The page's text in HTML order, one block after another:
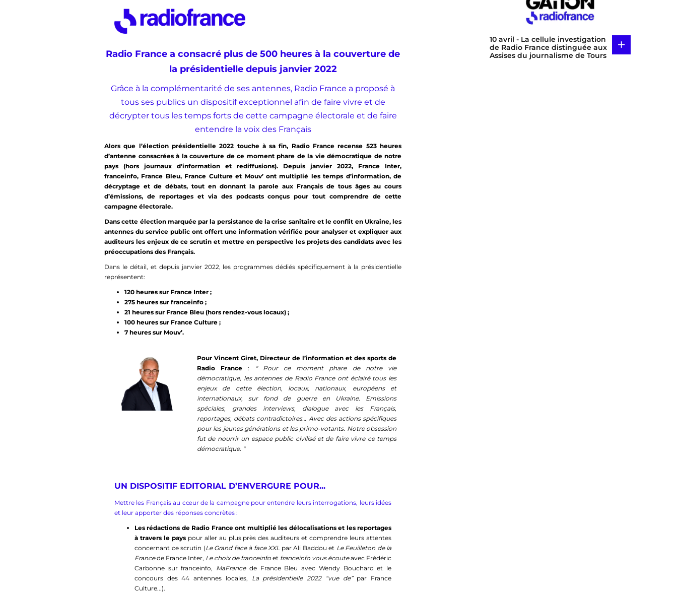
Radio France a consacré plus de 500 heures à la couverture de
la présidentielle depuis janvier 2022
Grâce à la complémentarité de ses antennes, Radio France a proposé à
tous ses publics un dispositif exceptionnel afin de faire vivre et de
décrypter tous les temps forts de cette campagne électorale et de faire
entendre la voix des Français
Alors que l’élection présidentielle 2022 touche à sa fin, Radio France recense 523 heures
d’antenne consacrées à la couverture de ce moment phare de la vie démocratique de notre
pays (hors journaux d’information et rediffusions). Depuis janvier 2022, France Inter,
franceinfo, France Bleu, France Culture et Mouv’ ont multiplié les temps d’information, de
décryptage et de débats, tout en donnant la parole aux Français de tous âges au cours
d’émissions, de reportages et via des podcasts conçus pour tout comprendre de cette
campagne électorale.
Dans cette élection marquée par la persistance de la crise sanitaire et le conflit en Ukraine, les
antennes du service public ont offert une information vérifiée pour analyser et expliquer aux
auditeurs les enjeux de ce scrutin et mettre en perspective les projets des candidats avec les
préoccupations des Français.
Dans le détail, et depuis janvier 2022, les programmes dédiés spécifiquement à la présidentielle
représentent:
120 heures sur France Inter ;
275 heures sur franceinfo ;
21 heures sur France Bleu (hors rendez-vous locaux) ;
100 heures sur France Culture ;
7 heures sur Mouv’.
Pour Vincent Giret, Directeur de l’information et des sports de
Radio France:
" Pour ce moment phare de notre vie
démocratique, les antennes de Radio France ont éclairé tous les
enjeux de cette élection, locaux, nationaux, européens et
internationaux, sur fond de guerre en Ukraine. Emissions
spéciales, grandes interviews, dialogue avec les Français,
reportages, débats contradictoires… Avec des actions spécifiques
pour les jeunes générations et les primo-votants. Notre obsession
fut de nourrir un espace public civilisé et de faire vivre ce temps
démocratique. "
UN DISPOSITIF EDITORIAL D’ENVERGURE POUR...
Mettre les Français au cœur de la campagne pour entendre leurs interrogations, leurs idées
et leur apporter des réponses concrètes :
Les rédactions de Radio France ont multiplié les délocalisations et les reportages
à travers le payspour aller au plus près des auditeurs et comprendre leurs attentes
concernant ce scrutin (Le Grand face à face XXL par Ali Baddou et Le Feuilleton de la
Francede France Inter, Le choix de franceinfo et franceinfo vous écouteavec Frédéric
Carbonne sur franceinfo, MaFrancede France Bleu avec Wendy Bouchard et le
concours des 44 antennes locales, La présidentielle 2022 “vue de” par France
Culture...).
10 avril - La cellule investigation
de Radio France distinguée aux
Assises du journalisme de Tours
+